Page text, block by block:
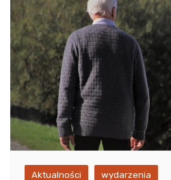
Aktualności wydarzenia